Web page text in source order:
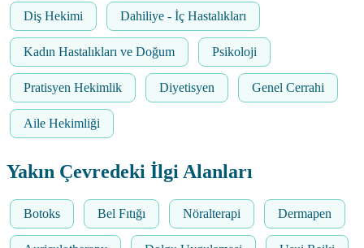
Diş Hekimi Dahiliye - İç Hastalıkları
Kadın Hastalıkları ve Doğum Psikoloji
Pratisyen Hekimlik Diyetisyen Genel Cerrahi
Aile Hekimliği
Yakın Çevredeki İlgi Alanları
Botoks Bel Fıtığı Nöralterapi Dermapen